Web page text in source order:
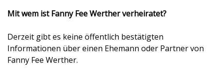
Mit wem ist Fanny Fee Werther verheiratet?
Derzeit gibt es keine öffentlich bestätigten
Informationen über einen Ehemann oder Partner von
Fanny Fee Werther.